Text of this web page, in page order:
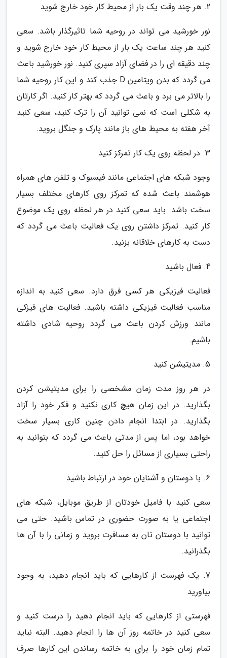
2. هر چند وقت یک بار از محیط کار خود خارج شوید
نور خورشید می تواند در روحیه شما تاثیرگذار باشد. سعی
کنید هر چند ساعت یک بار از محیط کار خود خارج شوید و
چند دقیقه ای را در فضای آزاد سپری کنید. نور خورشید باعث
می گردد که بدن ویتامین D جذب کند و این کار روحیه شما
را بالاتر می برد و باعث می گردد که بهتر کار کنید. اگر کارتان
به شکلی است که نمی توانید آن را ترک کنید، سعی کنید
آخر هفته به محیط های باز مانند پارک و جنگل بروید.
3. در لحظه روی یک کار تمرکز کنید
وجود شبکه های اجتماعی مانند فیسبوک و تلفن های همراه
هوشمند باعث شده که تمرکز روی کارهای مختلف بسیار
سخت باشد. باید سعی کنید در هر لحظه روی یک موضوع
کار کنید. تمرکز داشتن روی یک فعالیت باعث می گردد که
دست به کارهای خلاقانه بزنید.
4. فعال باشید
فعالیت فیزیکی هر کسی فرق دارد. سعی کنید به اندازه
مناسب فعالیت فیزیکی داشته باشید. فعالیت های فیزکی
مانند ورزش کردن باعث می گردد روحیه شادی داشته
باشیم.
5. مدیتیشن کنید
در هر روز مدت زمان مشخصی را برای مدیتیشن کردن
بگذارید. در این زمان هیچ کاری نکنید و فکر خود را آزاد
بگذارید. در ابتدا انجام دادن چنین کاری بسیار سخت
خواهد بود، اما پس از مدتی باعث می گردد که بتوانید به
راحتی بسیاری از مسائل را حل کنید.
6. با دوستان و آشنایان خود در ارتباط باشید
سعی کنید با فامیل خودتان از طریق موبایل، شبکه های
اجتماعی یا به صورت حضوری در تماس باشید. حتی می
توانید با دوستان تان به مسافرت بروید و زمانی را با آن ها
بگذرانید.
7. یک فهرست از کارهایی که باید انجام دهید، به وجود
بیاورید
فهرستی از کارهایی که باید انجام دهید را درست کنید و
سعی کنید در خاتمه روز آن ها را انجام دهید. البته نباید
تمام زمان خود را برای به خاتمه رساندن این کارها صرف